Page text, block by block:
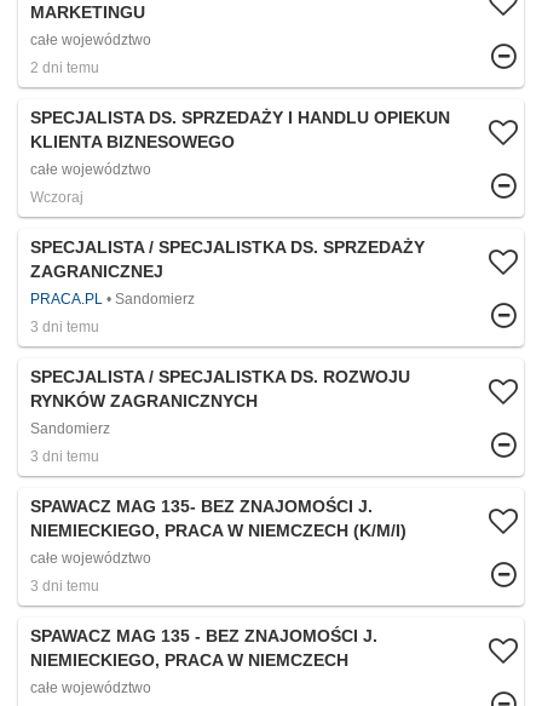
MARKETINGU
całe województwo
2 dni temu
SPECJALISTA DS. SPRZEDAŻY I HANDLU OPIEKUN
KLIENTA BIZNESOWEGO
całe województwo
Wczoraj
SPECJALISTA / SPECJALISTKA DS. SPRZEDAŻY
ZAGRANICZNEJ
PRACA.PL
Sandomierz
3 dni temu
SPECJALISTA / SPECJALISTKA DS. ROZWOJU
RYNKÓW ZAGRANICZNYCH
Sandomierz
3 dni temu
SPAWACZ MAG 135- BEZ ZNAJOMOŚCI J.
NIEMIECKIEGO, PRACA W NIEMCZECH (K/M/I)
całe województwo
3 dni temu
SPAWACZ MAG 135 - BEZ ZNAJOMOŚCI J.
NIEMIECKIEGO, PRACA W NIEMCZECH
całe województwo